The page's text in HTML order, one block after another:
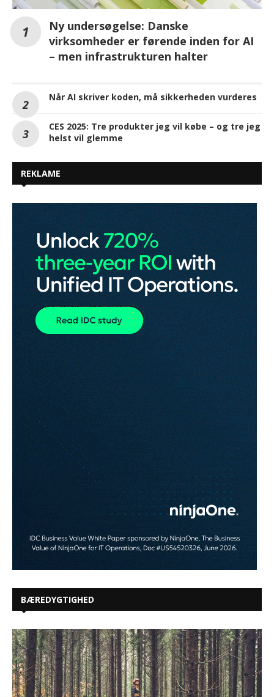
Ny undersøgelse: Danske
virksomheder er førende inden for AI
– men infrastrukturen halter
Når AI skriver koden, må sikkerheden vurderes
CES 2025: Tre produkter jeg vil købe – og tre jeg
helst vil glemme
REKLAME
BÆREDYGTIGHED